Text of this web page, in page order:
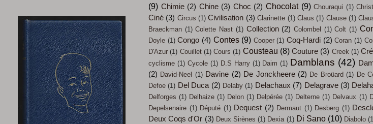
(9) Chimie (2) Chine (3) Choc (2) Chocolat (9) Chouraqui (1) Christ
Ciné (3) Circus (1) Civilisation (3) Clarinette (1) Claus (1) Clause (1)
Braeckman (1) Colette Nast (1) Collection (2) Colombel (1) Colt (1)
Doyle (1) Congo (4) Contes (9) Cooper (1) Coq-Hardi (2) Coran (1)
D'Azur (1) Couillet (1) Cours (1) Cousteau (8) Couture (3) Creek (1)
cyclisme (1) Cycole (1) D.S Harry (1) Daim (1) Damblans (42)
(2) David-Neel (1) Davine (2) De Jonckheere (2) De Broüard (1) De
Defoe (1) Del Duca (2) Delaby (1) Delachaux (7) Delagrave (3)
Delforges (1) Delhaize (1) Delon (1) Delpérée (1) Delterne (1) Delvaux (1)
Depelsenaire (1) Député (1) Dequest (2) Dermaut (1) Desberg (1)
Deux Coqs d'Or (3) Deux Sirènes (1) Dexia (1) Di Sano (10) Diabolo